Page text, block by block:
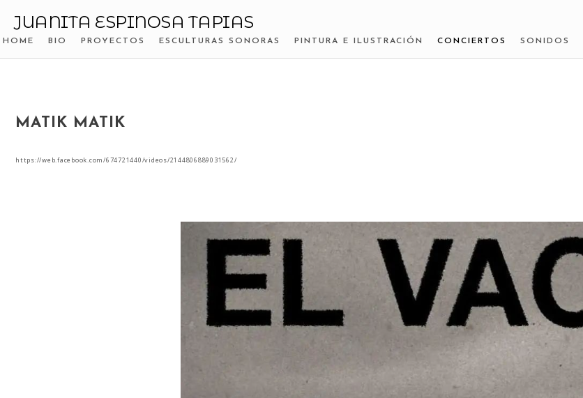
JUANITA ESPINOSA TAPIAS
HOME BIO PROYECTOS ESCULTURAS SONORAS PINTURA E ILUSTRACIÓN CONCIERTOS SONIDOS
MATIK MATIK
https://web.facebook.com/674721440/videos/2144806889031562/